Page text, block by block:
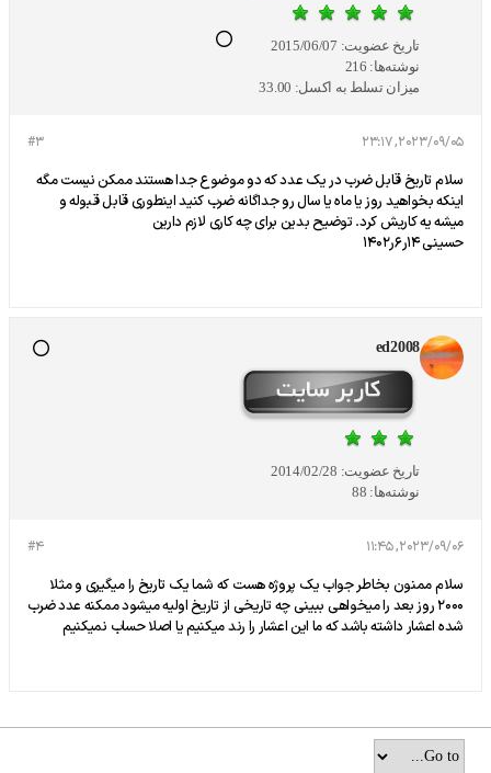
تاریخ عضویت: 2015/06/07
نوشته‌ها: 216
میزان تسلط به اکسل: 33.00
#3 2023/09/05, 23:17
سلام تاریخ قابل ضرب در یک عدد که دو موضوع جدا هستند ممکن نیست مگه
اینکه بخواهید روز یا ماه یا سال رو جداگانه ضرب کنید اینطوری قابل قبوله و
میشه یه کاریش کرد. توضیح بدین برای چه کاری لازم دارین
حسینی 14ر6ر1402
ed2008
تاریخ عضویت: 2014/02/28
نوشته‌ها: 88
#4 2023/09/06, 11:45
سلام ممنون بخاطر جواب یک پروژه هست که شما یک تاریخ را میگیری و مثلا
2000 روز بعد را میخواهی ببینی چه تاریخی از تاریخ اولیه میشود ممکنه عدد ضرب
شده اعشار داشته باشد که ما این اعشار را رند میکنیم یا اصلا حساب نمیکنیم